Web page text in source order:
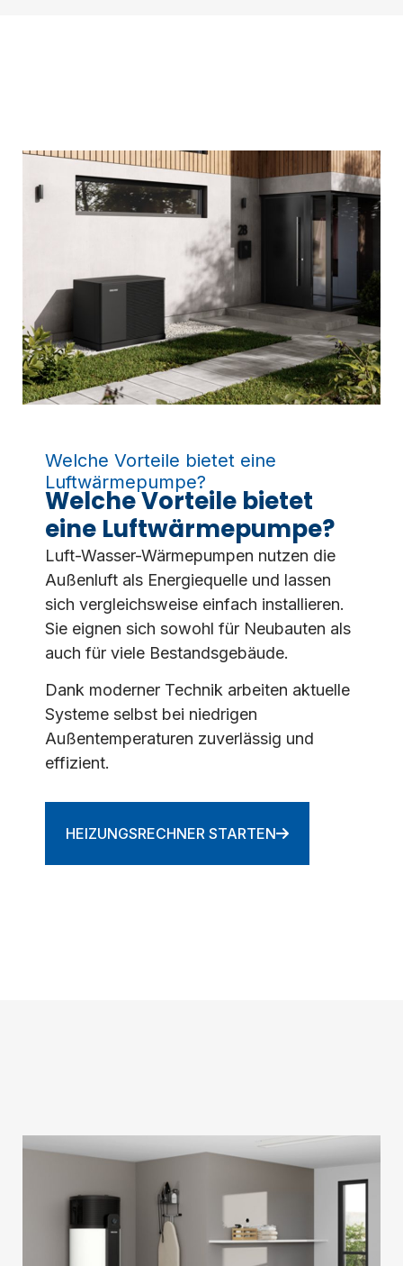
Welche Vorteile bietet eine
Luftwärmepumpe?
Welche Vorteile bietet
eine Luftwärmepumpe?
Luft-Wasser-Wärmepumpen nutzen die
Außenluft als Energiequelle und lassen
sich vergleichsweise einfach installieren.
Sie eignen sich sowohl für Neubauten als
auch für viele Bestandsgebäude.
Dank moderner Technik arbeiten aktuelle
Systeme selbst bei niedrigen
Außentemperaturen zuverlässig und
effizient.
HEIZUNGSRECHNER STARTEN